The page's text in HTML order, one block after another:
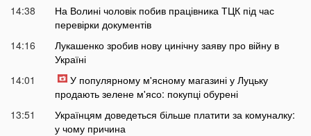
14:38
На Волині чоловік побив працівника ТЦК під час
перевірки документів
14:16
Лукашенко зробив нову цинічну заяву про війну в
Україні
14:01
У популярному м'ясному магазині у Луцьку
продають зелене м'ясо: покупці обурені
13:51
Українцям доведеться більше платити за комуналку:
у чому причина